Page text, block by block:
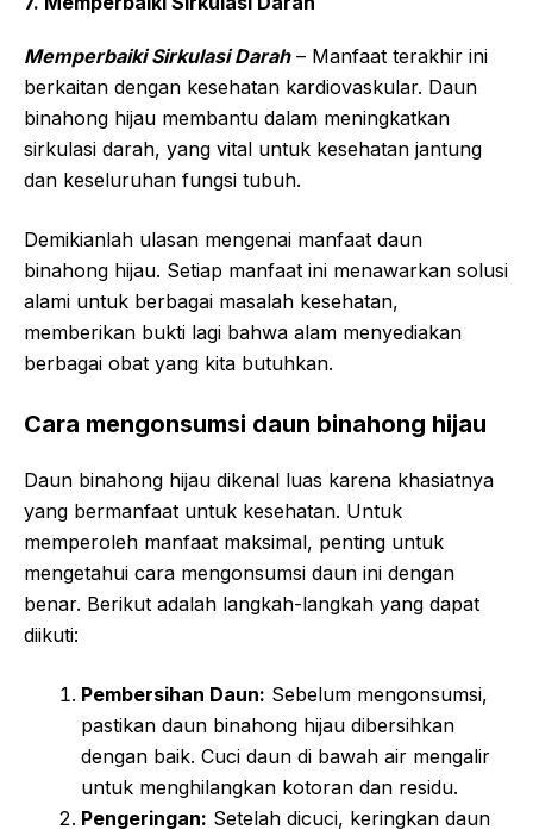
Memperbaiki Sirkulasi Darah– Manfaat terakhir ini
berkaitan dengan kesehatan kardiovaskular. Daun
binahong hijau membantu dalam meningkatkan
sirkulasi darah, yang vital untuk kesehatan jantung
dan keseluruhan fungsi tubuh.
Demikianlah ulasan mengenai manfaat daun
binahong hijau. Setiap manfaat ini menawarkan solusi
alami untuk berbagai masalah kesehatan,
memberikan bukti lagi bahwa alam menyediakan
berbagai obat yang kita butuhkan.
Cara mengonsumsi daun binahong hijau
Daun binahong hijau dikenal luas karena khasiatnya
yang bermanfaat untuk kesehatan. Untuk
memperoleh manfaat maksimal, penting untuk
mengetahui cara mengonsumsi daun ini dengan
benar. Berikut adalah langkah-langkah yang dapat
diikuti:
Pembersihan Daun: Sebelum mengonsumsi,
pastikan daun binahong hijau dibersihkan
dengan baik. Cuci daun di bawah air mengalir
untuk menghilangkan kotoran dan residu.
Pengeringan: Setelah dicuci, keringkan daun